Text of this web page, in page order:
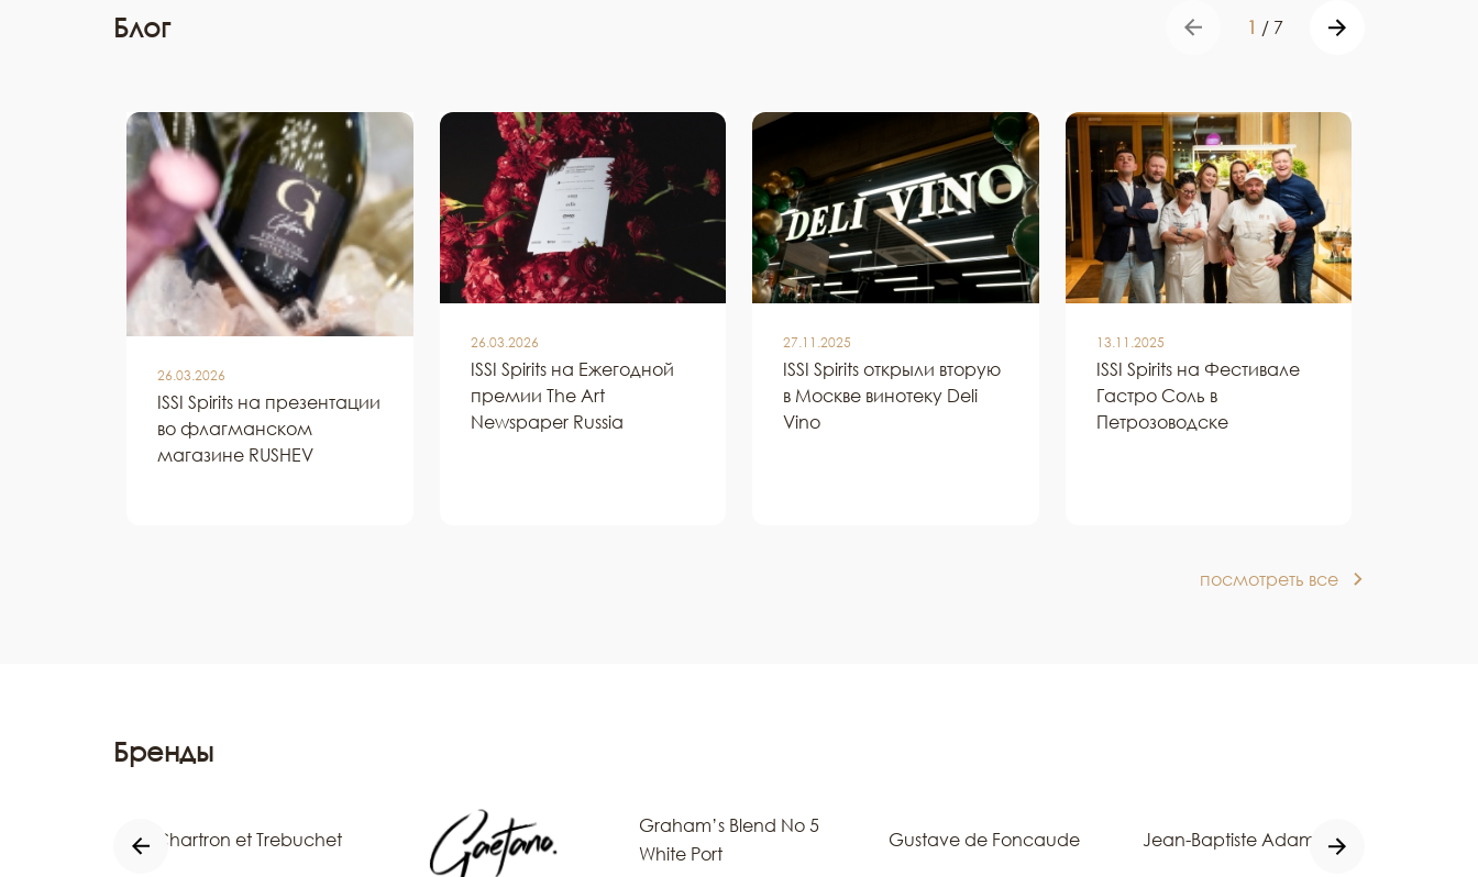
Блог 1 / 7
26.03.2026
ISSI Spirits на презентации
во флагманском
магазине RUSHEV
26.03.2026
ISSI Spirits на Ежегодной
премии The Art
Newspaper Russia
27.11.2025
ISSI Spirits открыли вторую
в Москве винотеку Deli
Vino
13.11.2025
ISSI Spirits на Фестивале
Гастро Соль в
Петрозоводске
посмотреть все
Бренды
Chartron et Trebuchet
Graham’s Blend No 5
White Port
Gustave de Foncaude Jean-Baptiste Adam